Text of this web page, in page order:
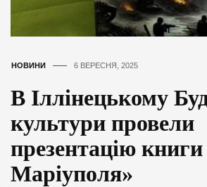
НОВИНИ 6 ВЕРЕСНЯ, 2025
В Іллінецькому
культури провели
презентацію
Маріуполя»